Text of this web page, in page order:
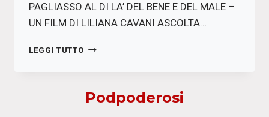
PAGLIASSO AL DI LA’ DEL BENE E DEL MALE –
UN FILM DI LILIANA CAVANI ASCOLTA…
LEGGI TUTTO METTI…
RIVEDERE
Podpoderosi